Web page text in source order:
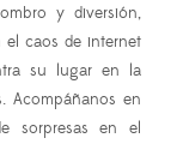
y diversión,
el caos de internet
su lugar en la
Acompáñanos en
sorpresas en el